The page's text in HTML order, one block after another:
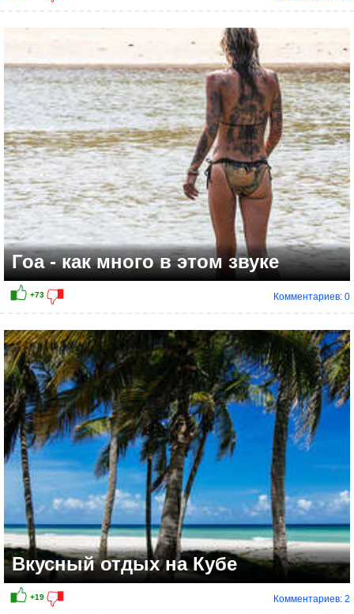
+25
Гоа - как много в этом звуке
Комментариев: 0
Вкусный отдых на Кубе
Комментариев: 2